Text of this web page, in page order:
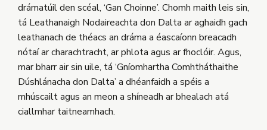
drámatúil den scéal, ‘Gan Choinne’. Chomh maith leis sin,
tá Leathanaigh Nodaireachta don Dalta ar aghaidh gach
leathanach de théacs an dráma a éascaíonn breacadh
nótaí ar charachtracht, ar phlota agus ar fhoclóir. Agus,
mar bharr air sin uile, tá ‘Gníomhartha Comhtháthaithe
Dúshlánacha don Dalta’ a dhéanfaidh a spéis a
mhúscailt agus an meon a shíneadh ar bhealach atá
ciallmhar taitneamhach.